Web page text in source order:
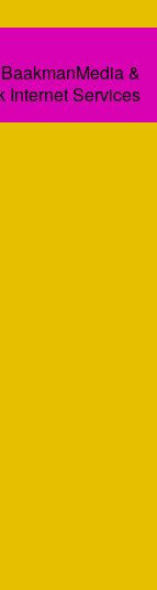
BaakmanMedia&
Internet Services